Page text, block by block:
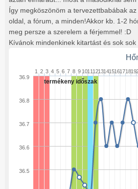
Így megköszönöm a tervezettbabábak
oldal, a fórum, a minden!Akkor kb. 1-2
meg persze a szerelem a férjemmel! :D
Kívánok mindenkinek kitartást és sok
termékeny időszak
1 2 3 4 5 6 7 8 9 10111213141516171819
36.5
36.6
36.7
36.8
36.9